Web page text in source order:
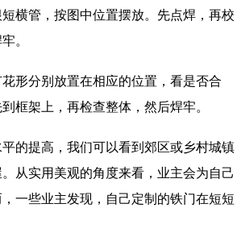
管，按图中位置摆放。先点焊，再校
。
分别放置在相应的位置，看是否合
框架上，再检查整体，然后焊牢。
提高，我们可以看到郊区或乡村城镇
从实用美观的角度来看，业主会为自己
一些业主发现，自己定制的铁门在短短